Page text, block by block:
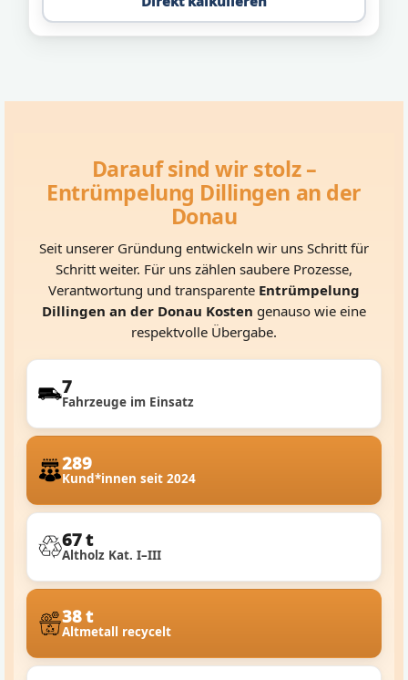
Darauf sind wir stolz –
Entrümpelung Dillingen an der
Donau
Seit unserer Gründung entwickeln wir uns Schritt für
Schritt weiter. Für uns zählen saubere Prozesse,
Verantwortung und transparente Entrümpelung
Dillingen an der Donau Kosten genauso wie eine
respektvolle Übergabe.
7
Fahrzeuge im Einsatz
289
Kund*innen seit 2024
67 t
Altholz Kat. I–III
38 t
Altmetall recycelt